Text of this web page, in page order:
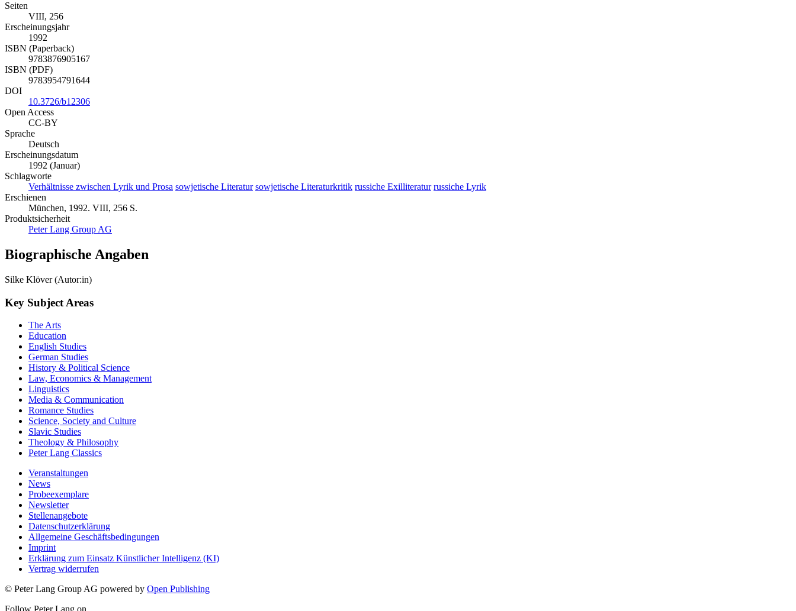
Seiten
VIII, 256
Erscheinungsjahr
1992
ISBN (Paperback)
9783876905167
ISBN (PDF)
9783954791644
DOI
10.3726/b12306
Open Access
CC-BY
Sprache
Deutsch
Erscheinungsdatum
1992 (Januar)
Schlagworte
Verhältnisse zwischen Lyrik und Prosa sowjetische Literatur sowjetische Literaturkritik russiche Exilliteratur russiche Lyrik
Erschienen
München, 1992. VIII, 256 S.
Produktsicherheit
Peter Lang Group AG
Biographische Angaben
Silke Klöver (Autor:in)
Key Subject Areas
The Arts
Education
English Studies
German Studies
History & Political Science
Law, Economics & Management
Linguistics
Media & Communication
Romance Studies
Science, Society and Culture
Slavic Studies
Theology & Philosophy
Peter Lang Classics
Veranstaltungen
News
Probeexemplare
Newsletter
Stellenangebote
Datenschutzerklärung
Allgemeine Geschäftsbedingungen
Imprint
Erklärung zum Einsatz Künstlicher Intelligenz (KI)
Vertrag widerrufen
© Peter Lang Group AG powered by Open Publishing